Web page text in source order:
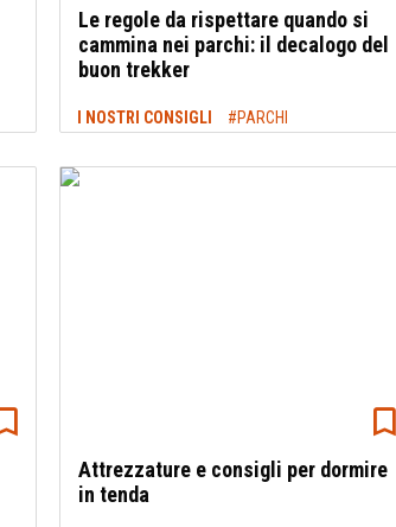
Le regole da rispettare quando si
cammina nei parchi: il decalogo del
buon trekker
I NOSTRI CONSIGLI #PARCHI
Attrezzature e consigli per dormire
in tenda